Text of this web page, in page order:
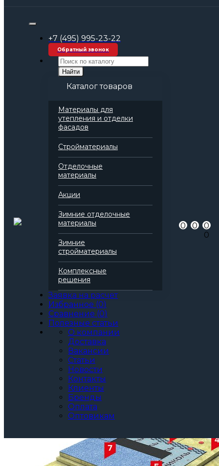
+7 (495) 995-23-22
Обратный звонок
Найти
Каталог товаров
Материалы для
утепления и отделки
фасадов
Стройматериалы
Отделочные
материалы
Акции
Зимние отделочные
материалы
Зимние
стройматериалы
Комплексные
решения
Заявка на расчет
Избранное (0)
Сравнение (0)
Полезные статьи
О компании
Доставка
Вакансии
Статьи
Новости
Контакты
Клиенты
Бренды
Оплата
Оптовикам
0 0
0
0
Комплексные решения и системы
ТН-КРОВЛЯ Фикс Проф